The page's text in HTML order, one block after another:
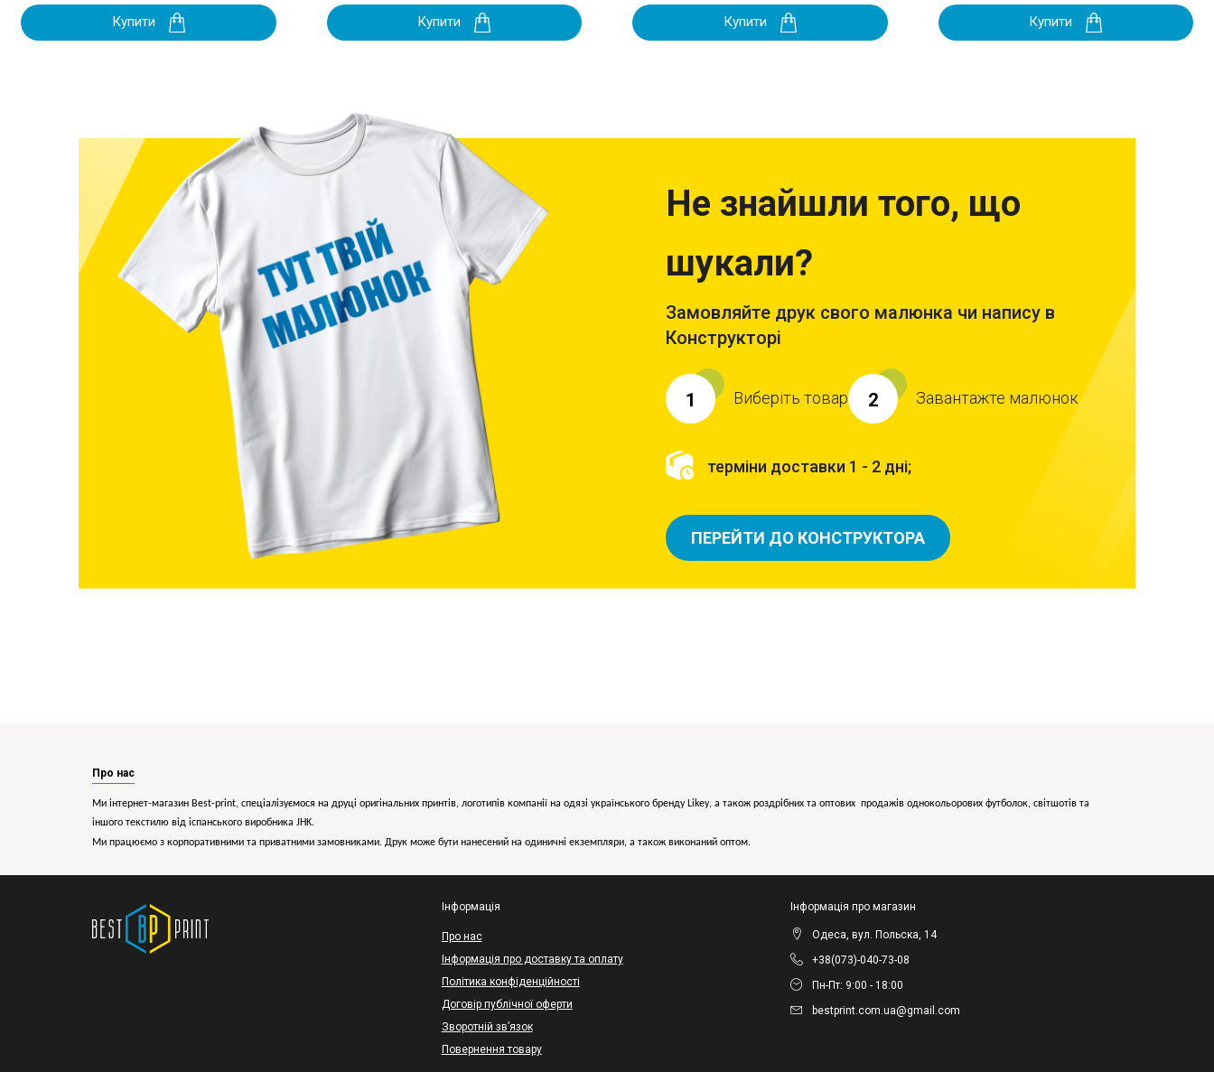
Купити Купити Купити Купити
Не знайшли того, що
шукали?
Замовляйте друк свого малюнка чи напису в
Конструкторі
1 Виберіть товар 2 Завантажте малюнок
терміни доставки 1 - 2 дні;
ПЕРЕЙТИ ДО КОНСТРУКТОРА
Про нас
Ми інтернет-магазин Best-print, спеціалізуємося на друці оригінальних принтів, логотипів компанії на одязі українського бренду Likey, а також роздрібних та оптових продажів однокольорових футболок, світшотів та
іншого текстилю від іспанського виробника JHK.
Ми працюємо з корпоративними та приватними замовниками. Друк може бути нанесений на одиничні екземпляри, а також виконаний оптом.
Інформація
Про нас
Інформація про доставку та оплату
Політика конфіденційності
Договір публічної оферти
Зворотній зв’язок
Повернення товару
Інформація про магазин
Одеса, вул. Польска, 14
+38(073)-040-73-08
Пн-Пт: 9:00 - 18:00
bestprint.com.ua@gmail.com